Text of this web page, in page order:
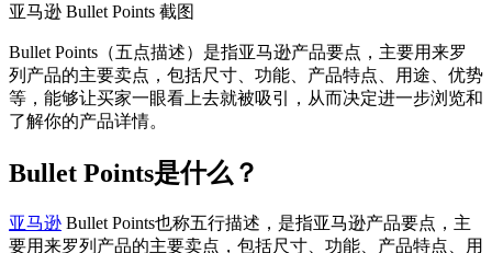
亚马逊 Bullet Points 截图
Bullet Points（五点描述）是指亚马逊产品要点，主要用来罗
列产品的主要卖点，包括尺寸、功能、产品特点、用途、优势
等，能够让买家一眼看上去就被吸引，从而决定进一步浏览和
了解你的产品详情。
Bullet Points是什么？
亚马逊 Bullet Points也称五行描述，是指亚马逊产品要点，主
要用来罗列产品的主要卖点，包括尺寸、功能、产品特点、用